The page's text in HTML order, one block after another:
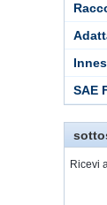
SAE
Ricevi